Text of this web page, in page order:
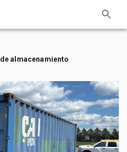
almacenamiento